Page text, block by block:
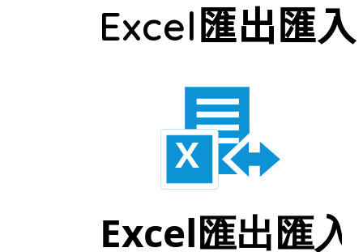
Excel匯出匯入